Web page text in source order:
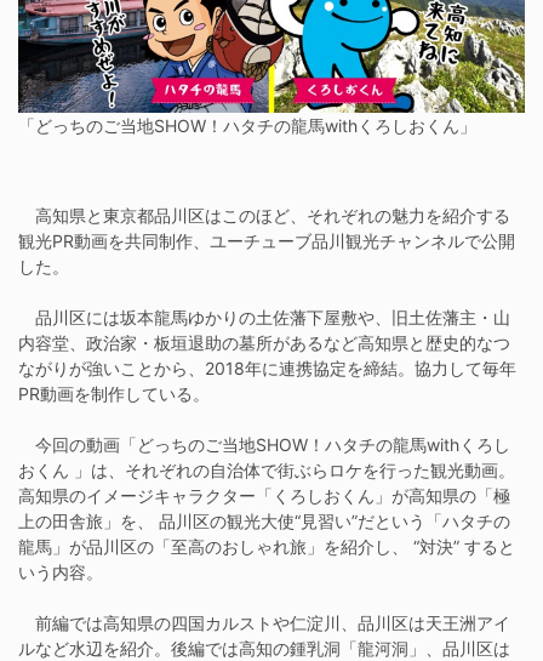
「どっちのご当地SHOW！ハタチの龍馬withくろしおくん」
高知県と東京都品川区はこのほど、それぞれの魅力を紹介する
観光PR動画を共同制作、ユーチューブ品川観光チャンネルで公開
した。
品川区には坂本龍馬ゆかりの土佐藩下屋敷や、旧土佐藩主・山
内容堂、政治家・板垣退助の墓所があるなど高知県と歴史的なつ
ながりが強いことから、2018年に連携協定を締結。協力して毎年
PR動画を制作している。
今回の動画「どっちのご当地SHOW！ハタチの龍馬withくろし
おくん 」は、それぞれの自治体で街ぶらロケを行った観光動画。
高知県のイメージキャラクター「くろしおくん」が高知県の「極
上の田舎旅」を、 品川区の観光大使“見習い”だという「ハタチの
龍馬」が品川区の「至高のおしゃれ旅」を紹介し、 “対決” すると
いう内容。
前編では高知県の四国カルストや仁淀川、品川区は天王洲アイ
ルなど水辺を紹介。後編では高知の鍾乳洞「龍河洞」、品川区は